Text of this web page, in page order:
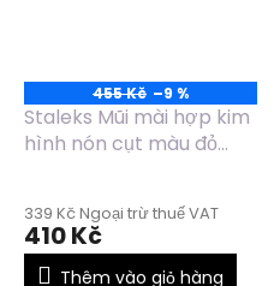
455 Kč –9 %
Staleks Mũi mài hợp kim
hình nón cụt màu đỏ
339 Kč Ngoại trừ thuế VAT
410 Kč
Thêm vào giỏ hàng